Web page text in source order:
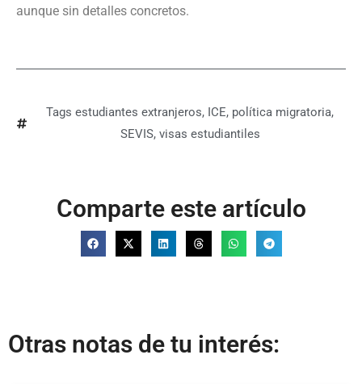
aunque sin detalles concretos.
Tags estudiantes extranjeros, ICE, política migratoria,
SEVIS, visas estudiantiles
Comparte este artículo
Otras notas de tu interés: